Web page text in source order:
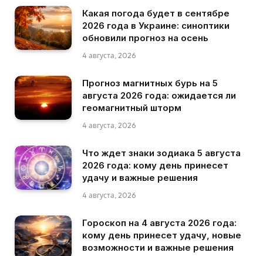
Какая погода будет в сентябре
2026 года в Украине: синоптики
обновили прогноз на осень
4 августа, 2026
Прогноз магнитных бурь на 5
августа 2026 года: ожидается ли
геомагнитный шторм
4 августа, 2026
Что ждет знаки зодиака 5 августа
2026 года: кому день принесет
удачу и важные решения
4 августа, 2026
Гороскоп на 4 августа 2026 года:
кому день принесет удачу, новые
возможности и важные решения